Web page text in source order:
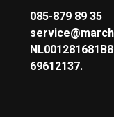
085-879 89 35
69612137.